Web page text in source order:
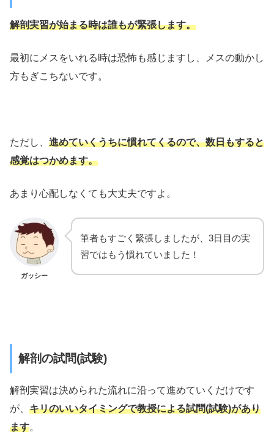
解剖実習が始まる時は誰もが緊張します。
最初にメスをいれる時は恐怖も感じますし、メスの動かし
方もぎこちないです。
ただし、 進めていくうちに慣れてくるので、数日もすると
感覚はつかめます。
あまり心配しなくても大丈夫ですよ。
ガッシー
筆者もすごく緊張しましたが、3日目の実
習ではもう慣れていました！
解剖の試問(試験)
解剖実習は決められた流れに沿って進めていくだけです
が、 キリのいいタイミングで教授による試問(試験)があり
ます。